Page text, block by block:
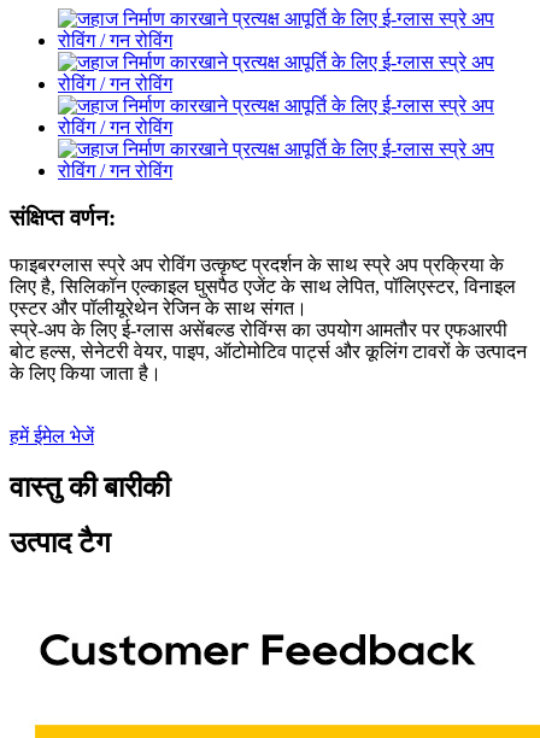
संक्षिप्त वर्णन:
फाइबरग्लास स्प्रे अप रोविंग उत्कृष्ट प्रदर्शन के साथ स्प्रे अप प्रक्रिया के
लिए है, सिलिकॉन एल्काइल घुसपैठ एजेंट के साथ लेपित, पॉलिएस्टर, विनाइल
एस्टर और पॉलीयूरेथेन रेजिन के साथ संगत।
स्प्रे-अप के लिए ई-ग्लास असेंबल्ड रोविंग्स का उपयोग आमतौर पर एफआरपी
बोट हल्स, सेनेटरी वेयर, पाइप, ऑटोमोटिव पार्ट्स और कूलिंग टावरों के उत्पादन
के लिए किया जाता है।
हमें ईमेल भेजें
वास्तु की बारीकी
उत्पाद टैग